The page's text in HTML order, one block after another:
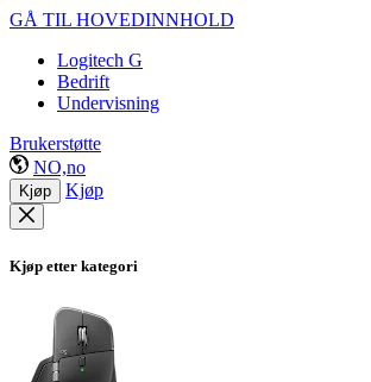
GÅ TIL HOVEDINNHOLD
Logitech G
Bedrift
Undervisning
Brukerstøtte
NO,no
Kjøp Kjøp
Kjøp etter kategori